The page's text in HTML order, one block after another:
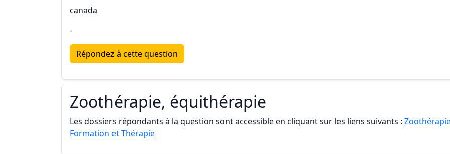
canada
-
Répondez à cette question
Zoothérapie, équithérapie
Les dossiers répondants à la question sont accessible en cliquant sur les liens suivants :
Formation et Thérapie